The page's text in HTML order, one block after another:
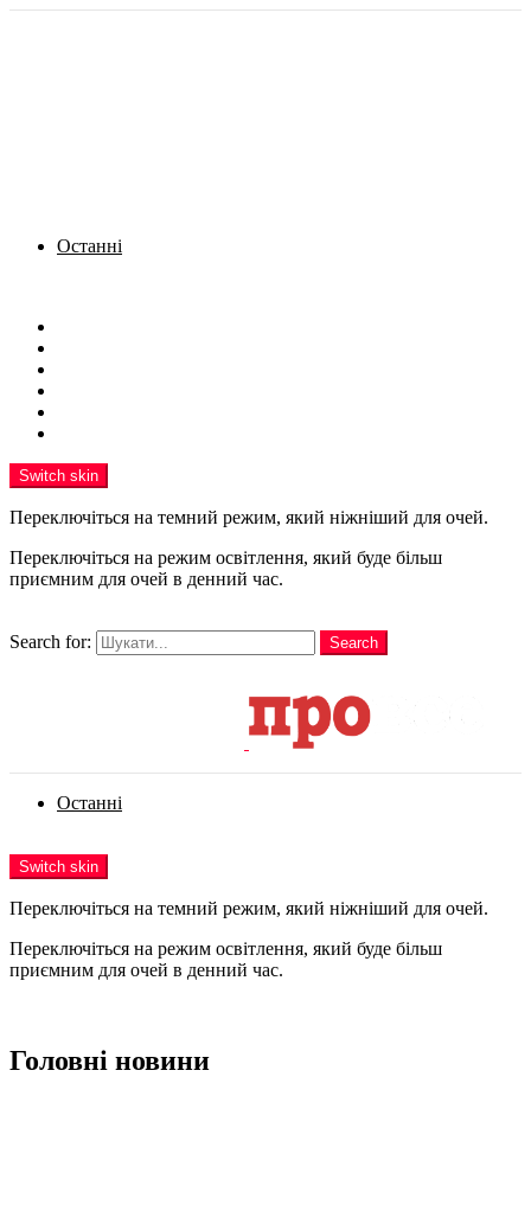
Останні
Switch skin
Переключіться на темний режим, який ніжніший для очей.
Переключіться на режим освітлення, який буде більш
приємним для очей в денний час.
Search for:
Search
Останні
Switch skin
Переключіться на темний режим, який ніжніший для очей.
Переключіться на режим освітлення, який буде більш
приємним для очей в денний час.
Головні новини